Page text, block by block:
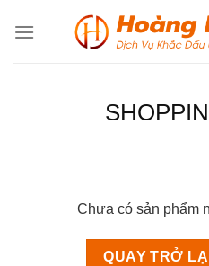
Chưa có sản phẩm
QUAY TRỞ